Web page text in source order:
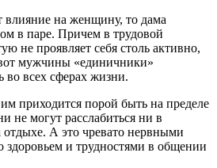
влияние на женщину, то дама
в паре. Причем в трудовой
не проявляет себя столь активно,
мужчины «единичники»
во всех сферах жизни.
приходится порой быть на пределе
не могут расслабиться ни в
А это чревато нервными
и трудностями в общении